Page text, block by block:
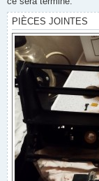
PIÈCES JOINTES